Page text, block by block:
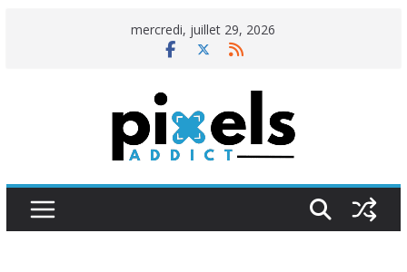
mercredi, juillet 29, 2026